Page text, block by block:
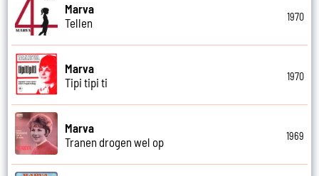
Marva
Tellen
1970
Marva
Tipi tipi ti
1970
Marva
Tranen drogen wel op
1969